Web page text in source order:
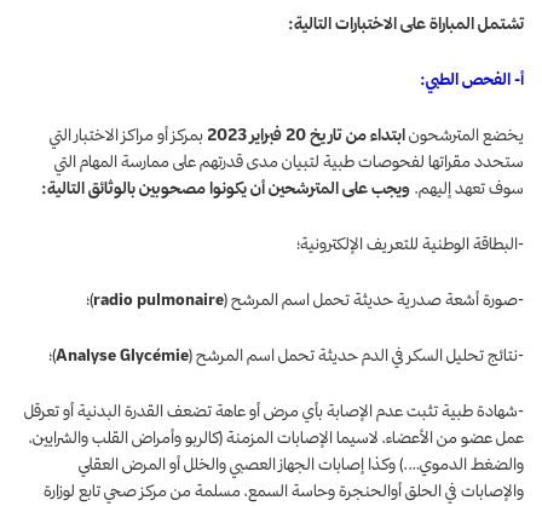
تشتمل المباراة على الاختبارات التالية:
أ- الفحص الطبي:
يخضع المترشحونابتداء من تاريخ 20 فبراير 2023
بمركز أو مراكز الاختبار التي
ستحدد مقراتها لفحوصات طبية لتبيان مدى قدرتهم على ممارسة المهام التي
سوف تعهد إليهم. ويجب على المترشحين أن يكونوا مصحوبين بالوثائق التالية:
-البطاقة الوطنية للتعريف الإلكترونية؛
-صورة أشعة صدرية حديثة تحمل اسم المرشح (radio pulmonaire)؛
-نتائج تحليل السكر في الدم حديثة تحمل اسم المرشح (Analyse Glycémie)؛
-شهادة طبية تثبت عدم الإصابة بأي مرض أو عاهة تضعف القدرة البدنية أو تعرقل
عمل عضو من الأعضاء، لاسيما الإصابات المزمنة (كالربو وأمراض القلب والشرايين،
والضغط الدموي….) وكذا إصابات الجهاز العصبي والخلل أو المرض العقلي
والإصابات في الحلق أوالحنجرة وحاسة السمع، مسلمة من مركز صحي تابع لوزارة